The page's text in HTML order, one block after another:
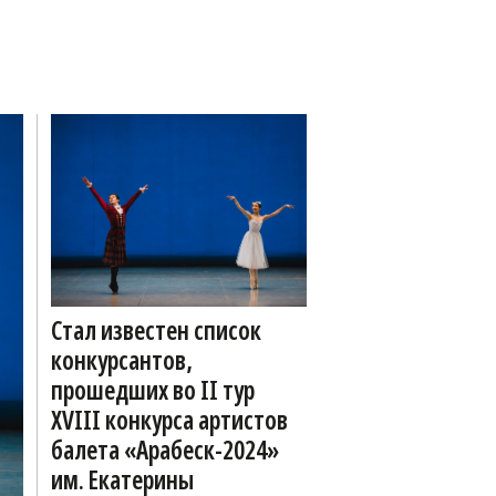
Стал известен список
конкурсантов,
прошедших во II тур
XVIII конкурса артистов
балета «Арабеск-2024»
им. Екатерины